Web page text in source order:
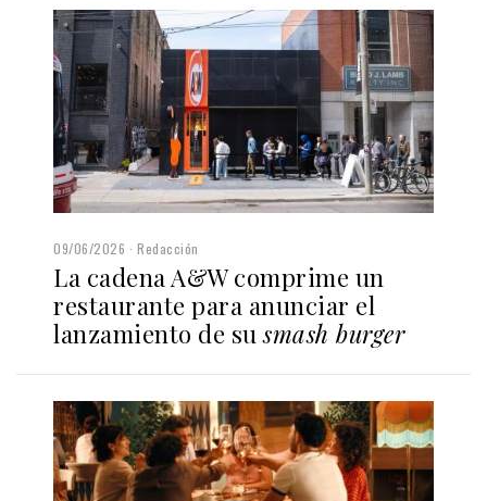
09/06/2026 Redacción
La cadena A&W comprime un
restaurante para anunciar el
lanzamiento de susmash burger